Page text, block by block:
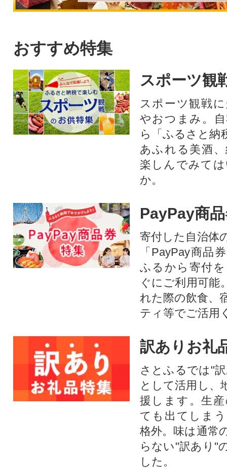
おすすめ特集
スポーツ観
スポーツ観戦
やおつまみ。
ら「ふるさと納
あふれる美酒
楽しんでみて
か。
PayPay商
寄付した自治体
「PayPay商品
ふるから寄付
ぐにご利用可能
れた際の飲食、
ティ等でご活用
訳ありお礼
さとふるでは"
として活用し、
援します。⽣
ても出てしま
格外。味は通常
らない"訳あり"
した。